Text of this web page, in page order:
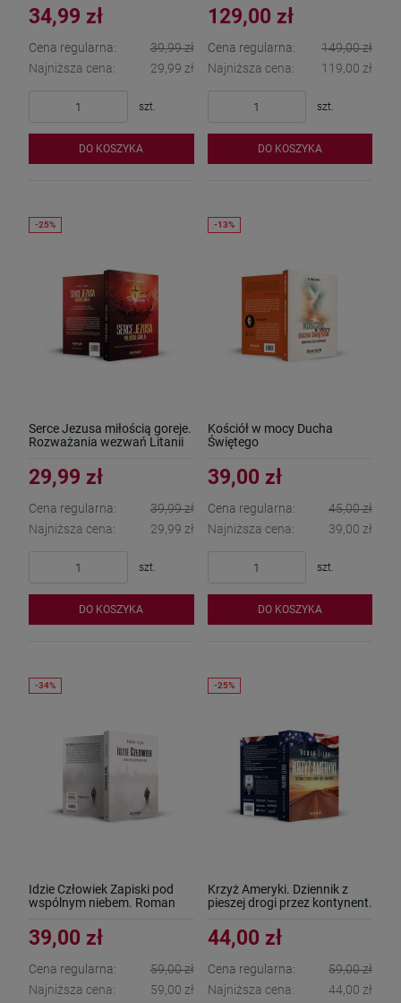
34,99 zł
Cena regularna:
39,99 zł
Najniższa cena:
29,99 zł
szt.
DO KOSZYKA
129,00 zł
Cena regularna:
149,00 zł
Najniższa cena:
119,00 zł
szt.
DO KOSZYKA
Serce Jezusa miłością goreje.
Rozważania wezwań Litanii
29,99 zł
Cena regularna:
39,99 zł
Najniższa cena:
29,99 zł
szt.
DO KOSZYKA
Kościół w mocy Ducha
Świętego
39,00 zł
Cena regularna:
45,00 zł
Najniższa cena:
39,00 zł
szt.
DO KOSZYKA
Idzie Człowiek Zapiski pod
wspólnym niebem. Roman
39,00 zł
Cena regularna:
59,00 zł
Najniższa cena:
59,00 zł
Krzyż Ameryki. Dziennik z
pieszej drogi przez kontynent.
44,00 zł
Cena regularna:
59,00 zł
Najniższa cena:
44,00 zł